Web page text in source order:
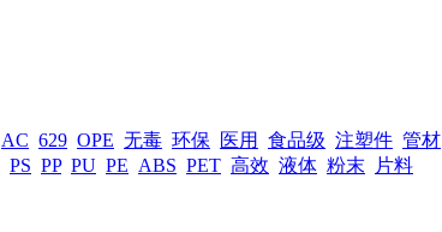
AC 629 OPE 无毒 环保 医用 食品级 注塑件 管材
PS PP PU PE ABS PET 高效 液体 粉末 片料